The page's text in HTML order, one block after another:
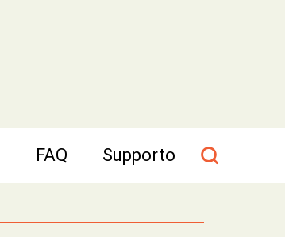
FAQ Supporto